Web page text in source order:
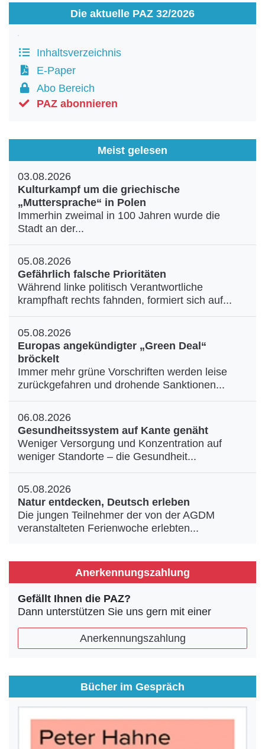
Die aktuelle PAZ 32/2026
Inhaltsverzeichnis
E-Paper
Abo Bereich
PAZ abonnieren
Meist gelesen
03.08.2026
Kulturkampf um die griechische
„Muttersprache“ in Polen
Immerhin zweimal in 100 Jahren wurde die
Stadt an der...
05.08.2026
Gefährlich falsche Prioritäten
Während linke politisch Verantwortliche
krampfhaft rechts fahnden, formiert sich auf...
05.08.2026
Europas angekündigter „Green Deal“
bröckelt
Immer mehr grüne Vorschriften werden leise
zurückgefahren und drohende Sanktionen...
06.08.2026
Gesundheitssystem auf Kante genäht
Weniger Versorgung und Konzentration auf
weniger Standorte – die Gesundheit...
05.08.2026
Natur entdecken, Deutsch erleben
Die jungen Teilnehmer der von der AGDM
veranstalteten Ferienwoche erlebten...
Anerkennungszahlung
Gefällt Ihnen die PAZ?
Dann unterstützen Sie uns gern mit einer
Anerkennungszahlung
Bücher im Gespräch